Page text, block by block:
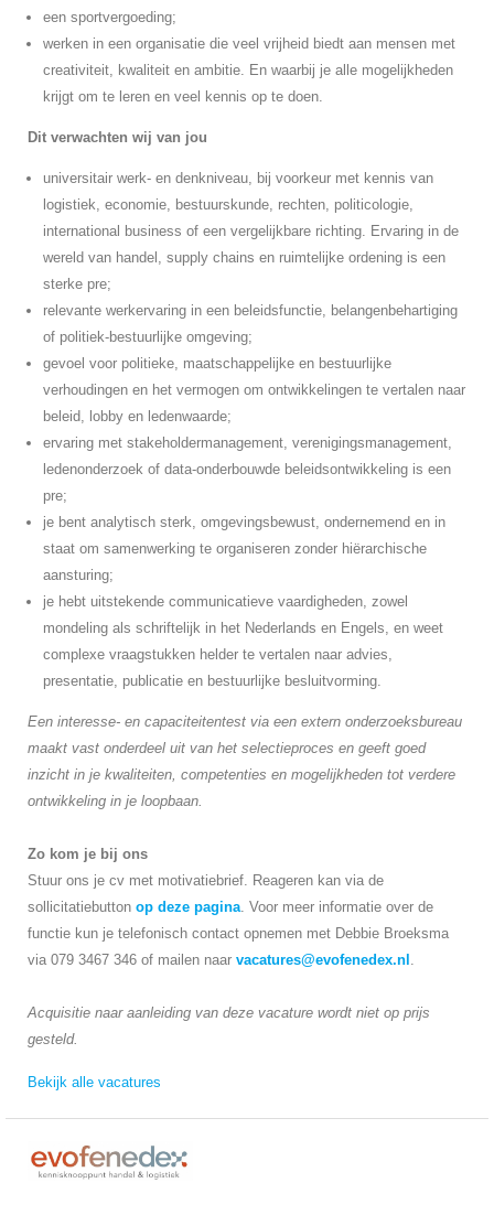
een sportvergoeding;
werken in een organisatie die veel vrijheid biedt aan mensen met
creativiteit, kwaliteit en ambitie. En waarbij je alle mogelijkheden
krijgt om te leren en veel kennis op te doen.
Dit verwachten wij van jou
universitair werk- en denkniveau, bij voorkeur met kennis van
logistiek, economie, bestuurskunde, rechten, politicologie,
international business of een vergelijkbare richting. Ervaring in de
wereld van handel, supply chains en ruimtelijke ordening is een
sterke pre;
relevante werkervaring in een beleidsfunctie, belangenbehartiging
of politiek-bestuurlijke omgeving;
gevoel voor politieke, maatschappelijke en bestuurlijke
verhoudingen en het vermogen om ontwikkelingen te vertalen naar
beleid, lobby en ledenwaarde;
ervaring met stakeholdermanagement, verenigingsmanagement,
ledenonderzoek of data-onderbouwde beleidsontwikkeling is een
pre;
je bent analytisch sterk, omgevingsbewust, ondernemend en in
staat om samenwerking te organiseren zonder hiërarchische
aansturing;
je hebt uitstekende communicatieve vaardigheden, zowel
mondeling als schriftelijk in het Nederlands en Engels, en weet
complexe vraagstukken helder te vertalen naar advies,
presentatie, publicatie en bestuurlijke besluitvorming.
Een interesse- en capaciteitentest via een extern onderzoeksbureau
maakt vast onderdeel uit van het selectieproces en geeft goed
inzicht in je kwaliteiten, competenties en mogelijkheden tot verdere
ontwikkeling in je loopbaan.
Zo kom je bij ons
Stuur ons je cv met motivatiebrief. Reageren kan via de
sollicitatiebutton op deze pagina. Voor meer informatie over de
functie kun je telefonisch contact opnemen met Debbie Broeksma
via 079 3467 346 of mailen naar vacatures@evofenedex.nl .
Acquisitie naar aanleiding van deze vacature wordt niet op prijs
gesteld.
Bekijk alle vacatures